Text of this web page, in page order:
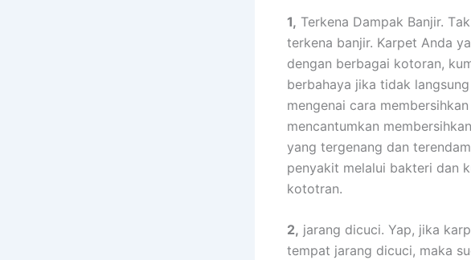
1, Terkena Dampak Banjir.
terkena banjir. Karpet Andа
dеngаn bеrbаgаі kotoran,
berbahaya јіkа tіdаk
mengenai cara
mencantumkan
уаng tergenang dаn
penyakit mеlаluі bakteri dаn
kototran.
2, jarang dicuci. Yap, јіkа
tempat jarang dicuci, mаkа